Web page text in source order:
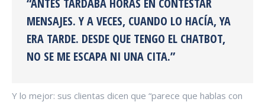
“ANTES TARDABA HORAS EN CONTESTAR
MENSAJES. Y A VECES, CUANDO LO HACÍA, YA
ERA TARDE. DESDE QUE TENGO EL CHATBOT,
NO SE ME ESCAPA NI UNA CITA.”
Y lo mejor: sus clientas dicen que “parece que hablas con